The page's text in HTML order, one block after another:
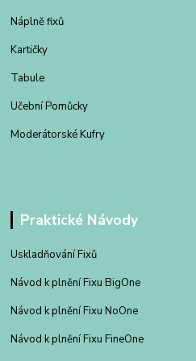
Náplně fixů
Kartičky
Tabule
Učební Pomůcky
Moderátorské Kufry
Praktické Návody
Uskladňování Fixů
Návod k plnění Fixu BigOne
Návod k plnění Fixu NoOne
Návod k plnění Fixu FineOne